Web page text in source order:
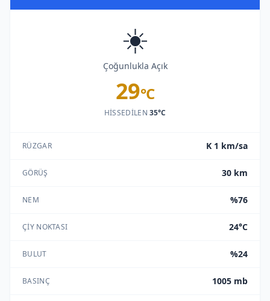
☀️
Çoğunlukla Açık
29°C
HISSEDILEN35°C
RÜZGAR K 1 km/sa
GÖRÜŞ 30 km
NEM %76
ÇIY NOKTASI 24°C
BULUT %24
BASINÇ 1005 mb